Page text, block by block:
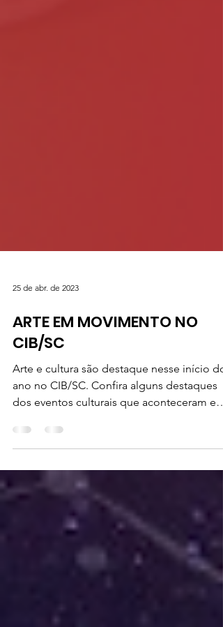
25 de abr. de 2023
ARTE EM MOVIMENTO NO
CIB/SC
Arte e cultura são destaque nesse início do
dos eventos culturais que aconteceram e
irão acontecer.